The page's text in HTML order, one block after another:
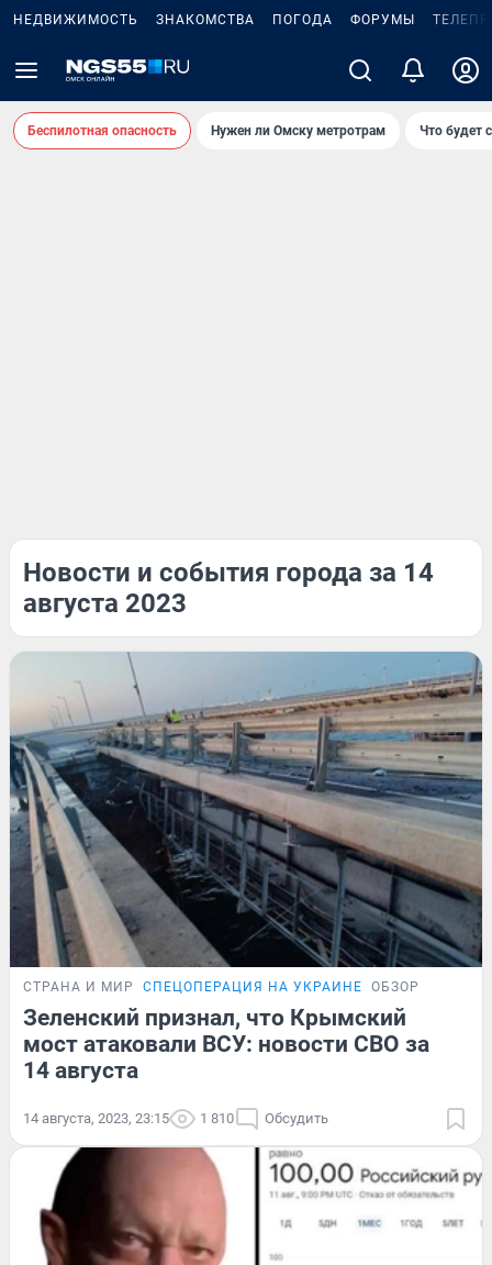
НЕДВИЖИМОСТЬ ЗНАКОМСТВА ПОГОДА ФОРУМЫ
Беспилотная опасность Нужен ли Омску метротрам Что будет
Новости и события города за 14
августа 2023
СТРАНА И МИР СПЕЦОПЕРАЦИЯ НА УКРАИНЕ ОБЗОР
Зеленский признал, что Крымский
мост атаковали ВСУ: новости СВО за
14 августа
14 августа, 2023, 23:15 1 810 Обсудить